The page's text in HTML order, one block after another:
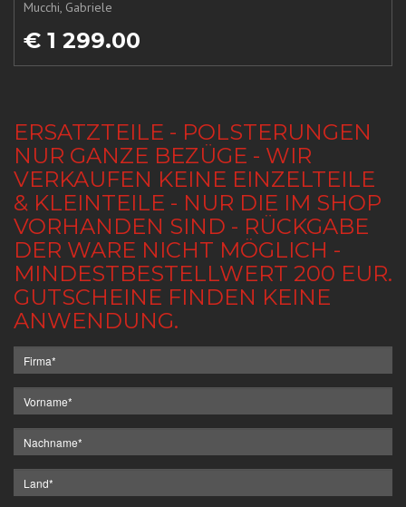
Mucchi, Gabriele
€ 1 299.00
ERSATZTEILE - POLSTERUNGEN
NUR GANZE BEZÜGE - WIR
VERKAUFEN KEINE EINZELTEILE
& KLEINTEILE - NUR DIE IM SHOP
VORHANDEN SIND - RÜCKGABE
DER WARE NICHT MÖGLICH -
MINDESTBESTELLWERT 200 EUR.
GUTSCHEINE FINDEN KEINE
ANWENDUNG.